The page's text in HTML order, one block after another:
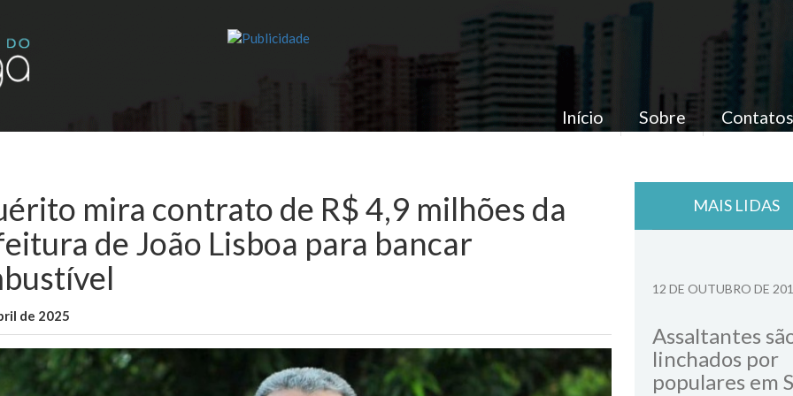
Início Sobre Contatos
mira contrato de R$ 4,9 milhões da
de João Lisboa para bancar
de 2025
MAIS LIDAS
12 DE OUTUBRO DE
Assaltantes
linchados por
populares em